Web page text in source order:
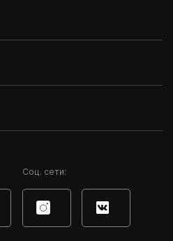
Соц. сети: